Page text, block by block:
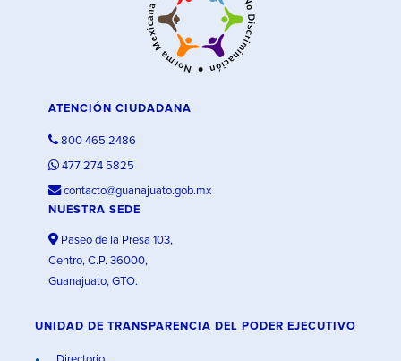
ATENCIÓN CIUDADANA
800 465 2486
477 274 5825
contacto@guanajuato.gob.mx
NUESTRA SEDE
Paseo de la Presa 103,
Centro, C.P. 36000,
Guanajuato, GTO.
UNIDAD DE TRANSPARENCIA DEL PODER EJECUTIVO